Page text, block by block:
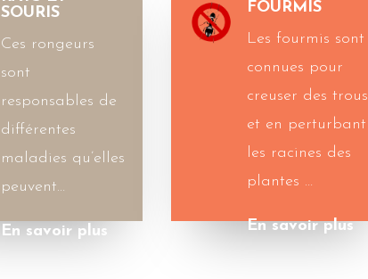
SOURIS
Ces rongeurs
sont
responsables de
différentes
maladies qu’elles
peuvent…
En savoir plus
FOURMIS
Les fourmis sont
connues pour
creuser des trous
et en perturbant
les racines des
plantes …
En savoir plus